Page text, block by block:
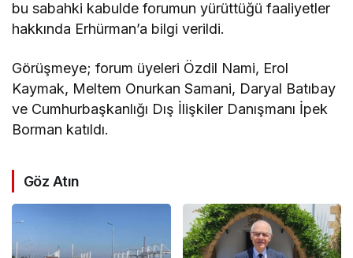
bu sabahki kabuldeforumun yürüttüğü faaliyetler
hakkında Erhürman’a bilgi verildi.
Görüşmeye; forum üyeleri Özdil Nami, Erol
Kaymak, Meltem Onurkan Samani, Daryal Batıbay
ve Cumhurbaşkanlığı Dış İlişkiler Danışmanı İpek
Borman katıldı.
Göz Atın